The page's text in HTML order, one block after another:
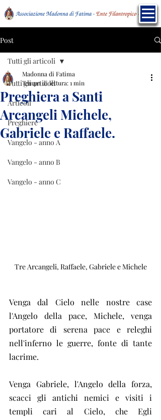
Post
Tutti gli articoli
Articoli
Preghiere
Vangelo - anno A
Vangelo - anno B
Vangelo - anno C
Tutti gli articoli
Preghiera a Santi
Arcangeli Michele,
Gabriele e Raffaele.
Madonna di Fatima
Tempo di lettura: 1 min
Tre Arcangeli, Raffaele, Gabriele e Michele
Venga dal Cielo nelle nostre case
l'Angelo della pace, Michele, venga
portatore di serena pace e releghi
nell'inferno le guerre, fonte di tante
lacrime.
Venga Gabriele, l'Angelo della forza,
scacci gli antichi nemici e visiti i
templi cari al Cielo, che Egli